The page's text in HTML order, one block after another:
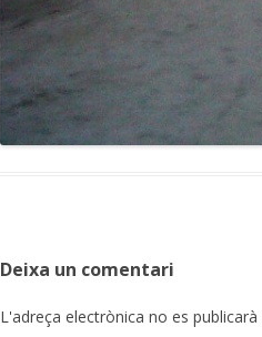
Deixa un comentari
L'adreça electrònica no es publicarà